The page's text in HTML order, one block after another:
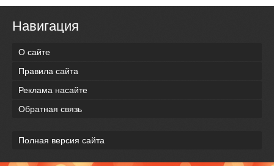
Навигация
О сайте
Правила сайта
Реклама насайте
Обратная связь
Полная версия сайта